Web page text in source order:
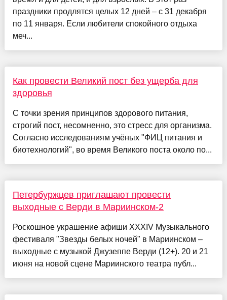
праздники продлятся целых 12 дней – с 31 декабря
по 11 января. Если любители спокойного отдыха
меч...
Как провести Великий пост без ущерба для
здоровья
С точки зрения принципов здорового питания,
строгий пост, несомненно, это стресс для организма.
Согласно исследованиям учёных "ФИЦ питания и
биотехнологий", во время Великого поста около по...
Петербуржцев приглашают провести
выходные с Верди в Мариинском-2
Роскошное украшение афиши XXXIV Музыкального
фестиваля "Звезды белых ночей" в Мариинском –
выходные с музыкой Джузеппе Верди (12+). 20 и 21
июня на новой сцене Мариинского театра публ...